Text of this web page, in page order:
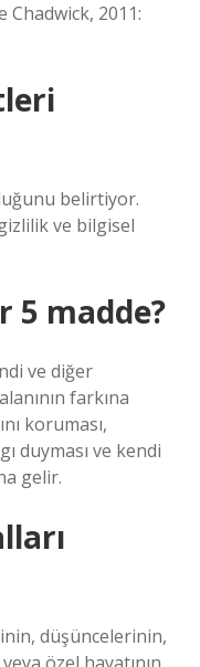
Chadwick, 2011:
belirtiyor.
ve bilgisel
5 madde?
ve diğer
farkına
koruması,
duyması ve kendi
gelir.
düşüncelerinin,